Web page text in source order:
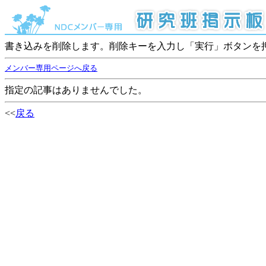
書き込みを削除します。削除キーを入力し「実行」ボタンを
メンバー専用ページへ戻る
指定の記事はありませんでした。
<<戻る